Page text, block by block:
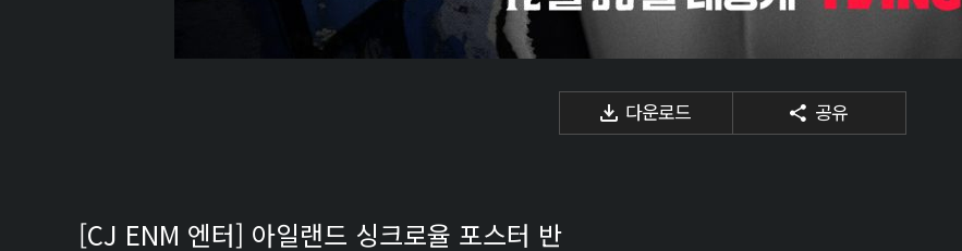
다운로드 공유
[CJ ENM 엔터] 아일랜드 싱크로율 포스터 반